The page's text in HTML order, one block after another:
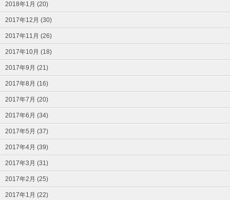
2018年1月 (20)
2017年12月 (30)
2017年11月 (26)
2017年10月 (18)
2017年9月 (21)
2017年8月 (16)
2017年7月 (20)
2017年6月 (34)
2017年5月 (37)
2017年4月 (39)
2017年3月 (31)
2017年2月 (25)
2017年1月 (22)